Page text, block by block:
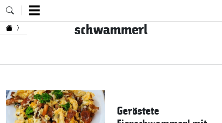
Zum Inhalt springen schwammerl
Geröstete